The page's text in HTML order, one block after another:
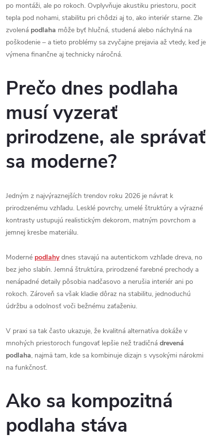
po montáži, ale po rokoch. Ovplyvňuje akustiku priestoru, pocit
tepla pod nohami, stabilitu pri chôdzi aj to, ako interiér starne. Zle
zvolená podlaha môže byť hlučná, studená alebo náchylná na
poškodenie – a tieto problémy sa zvyčajne prejavia až vtedy, keď je
výmena finančne aj technicky náročná.
Prečo dnes podlaha
musí vyzerať
prirodzene, ale správať
sa moderne?
Jedným z najvýraznejších trendov roku 2026 je návrat k
prirodzenému vzhľadu. Lesklé povrchy, umelé štruktúry a výrazné
kontrasty ustupujú realistickým dekorom, matným povrchom a
jemnej kresbe materiálu.
Moderné podlahydnes stavajú na autentickom vzhľade dreva, no
bez jeho slabín. Jemná štruktúra, prirodzené farebné prechody a
nenápadné detaily pôsobia nadčasovo a nerušia interiér ani po
rokoch. Zároveň sa však kladie dôraz na stabilitu, jednoduchú
údržbu a odolnosť voči bežnému zaťaženiu.
V praxi sa tak často ukazuje, že kvalitná alternatíva dokáže v
mnohých priestoroch fungovať lepšie než tradičná drevená
podlaha, najmä tam, kde sa kombinuje dizajn s vysokými nárokmi
na funkčnosť.
Ako sa kompozitná
podlaha stáva